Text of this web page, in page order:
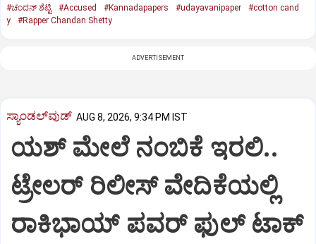
#ಚಂದನ್ ಶೆಟ್ಟಿ #Accused #Kannadapapers #udayavanipaper
#cotton cand
y
#Rapper Chandan Shetty
ADVERTISEMENT
ಸ್ಯಾಂಡಲ್‌ವುಡ್‌ AUG 8, 2026, 9:34 PM IST
ಯಶ್‌ ಮೇಲೆ ನಂಬಿಕೆ ಇರಲಿ..
ಟ್ರೇಲರ್‌ ರಿಲೀಸ್‌ ವೇದಿಕೆಯಲ್ಲಿ
ರಾಕಿಭಾಯ್‌ ಪವರ್‌ ಫುಲ್‌ ಟಾಕ್